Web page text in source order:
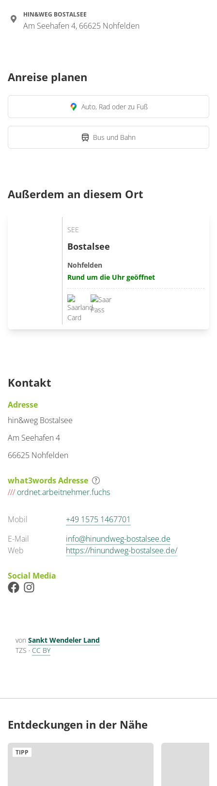
HIN&WEG BOSTALSEE
Am Seehafen 4, 66625 Nohfelden
Anreise planen
Auto, Rad oder zu Fuß
Bus und Bahn
Außerdem an diesem Ort
SEE
Bostalsee
Nohfelden
Rund um die Uhr geöffnet
Kontakt
Adresse
hin&weg Bostalsee
Am Seehafen 4
66625 Nohfelden
what3words Adresse
/// ordnet.arbeitnehmer.fuchs
Mobil
+49 1575 1467701
E-Mail
info@hinundweg-bostalsee.de
Web
https://hinundweg-bostalsee.de/
Social Media
von Sankt Wendeler Land
TZS · CC BY
Entdeckungen in der Nähe
TIPP